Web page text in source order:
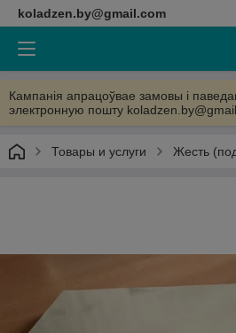
koladzen.by@gmail.com
Кампанія апрацоўвае замовы і
электронную пошту
Товары и услуги Жесть